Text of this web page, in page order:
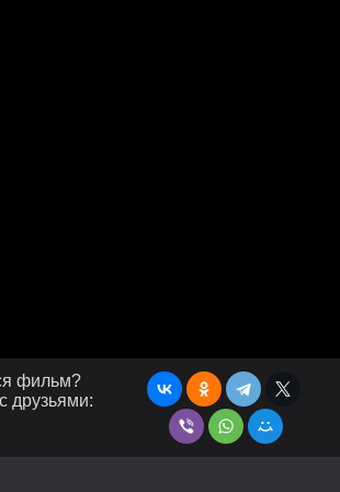
фильм?
друзьями: